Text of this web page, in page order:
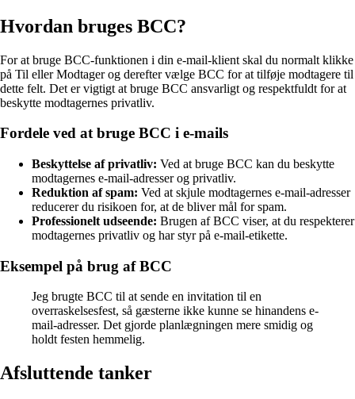
Hvordan bruges BCC?
For at bruge BCC-funktionen i din e-mail-klient skal du normalt klikke
på Til eller Modtager og derefter vælge BCC for at tilføje modtagere til
dette felt. Det er vigtigt at bruge BCC ansvarligt og respektfuldt for at
beskytte modtagernes privatliv.
Fordele ved at bruge BCC i e-mails
Beskyttelse af privatliv: Ved at bruge BCC kan du beskytte
modtagernes e-mail-adresser og privatliv.
Reduktion af spam: Ved at skjule modtagernes e-mail-adresser
reducerer du risikoen for, at de bliver mål for spam.
Professionelt udseende: Brugen af BCC viser, at du respekterer
modtagernes privatliv og har styr på e-mail-etikette.
Eksempel på brug af BCC
Jeg brugte BCC til at sende en invitation til en
overraskelsesfest, så gæsterne ikke kunne se hinandens e-
mail-adresser. Det gjorde planlægningen mere smidig og
holdt festen hemmelig.
Afsluttende tanker